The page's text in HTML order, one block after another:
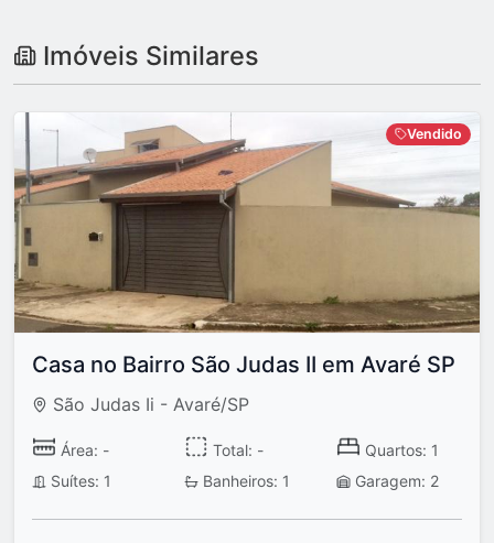
Imóveis Similares
Vendido
Casa no Bairro São Judas II em Avaré SP
São Judas Ii - Avaré/SP
Área: - Total: -
Quartos: 1
Suítes: 1
Banheiros: 1 Garagem: 2